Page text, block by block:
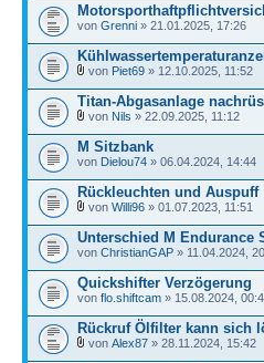
von Grenni » 21.01.2025, 17:26
von Piet69 » 12.10.2025, 11:52
Titan-Abgasanlage
von Nils » 22.09.2025, 11:12
M Sitzbank
von Dielou74 » 06.04.2024, 14:44
Rückleuchten und Auspuff
von Willi96 » 01.07.2023, 11:51
Unterschied M Endurance
von ChristianGAP » 11.04.2024,
Quickshifter Verzögerung
von flo.shiftcam » 15.08.2024,
Rückruf Ölfilter kann sich
von Alex87 » 28.11.2024, 15:42